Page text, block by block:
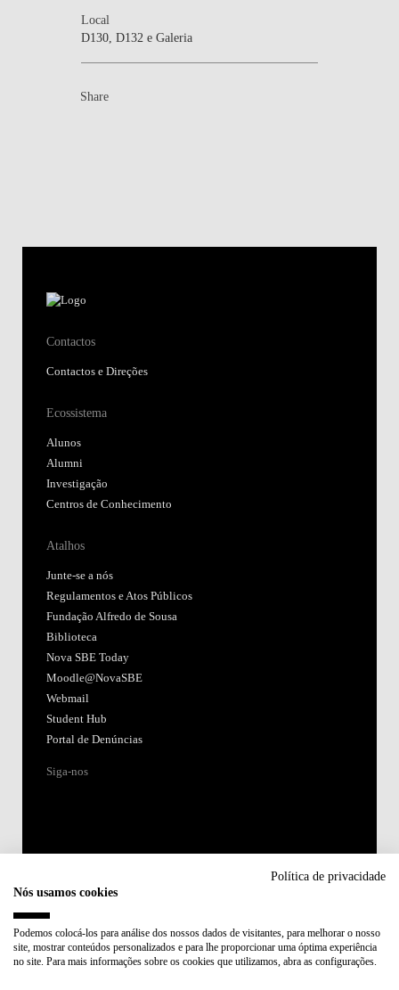
Local
D130, D132 e Galeria
Share
Contactos
Contactos e Direções
Ecossistema
Alunos
Alumni
Investigação
Centros de Conhecimento
Atalhos
Junte-se a nós
Regulamentos e Atos Públicos
Fundação Alfredo de Sousa
Biblioteca
Nova SBE Today
Moodle@NovaSBE
Webmail
Student Hub
Portal de Denúncias
Siga-nos
Membro de:
Política de privacidade
Nós usamos cookies
Podemos colocá-los para análise dos nossos dados de visitantes, para melhorar o nosso
site, mostrar conteúdos personalizados e para lhe proporcionar uma óptima experiência
no site. Para mais informações sobre os cookies que utilizamos, abra as configurações.